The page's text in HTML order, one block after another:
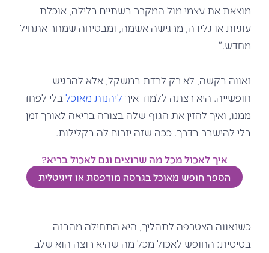
מוצאת את עצמי מול המקרר בשתיים בלילה, אוכלת
עוגיות או גלידה, מרגישה אשמה, ומבטיחה שמחר אתחיל
מחדש."
נאווה בקשה, לא רק לרדת במשקל, אלא להרגיש
חופשייה. היא רצתה ללמוד איך ליהנות מאוכל בלי לפחד
ממנו, ואיך להזין את הגוף שלה בצורה בריאה לאורך זמן
בלי להישבר בדרך. ככה שזה יזרום לה בקלילות.
איך לאכול מכל מה שרוצים וגם לאכול בריא?
הספר חופש מאוכל בגרסה מודפסת או דיגיטלית
כשנאווה הצטרפה לתהליך, היא התחילה מהבנה
בסיסית: החופש לאכול מכל מה שהיא רוצה הוא שלב